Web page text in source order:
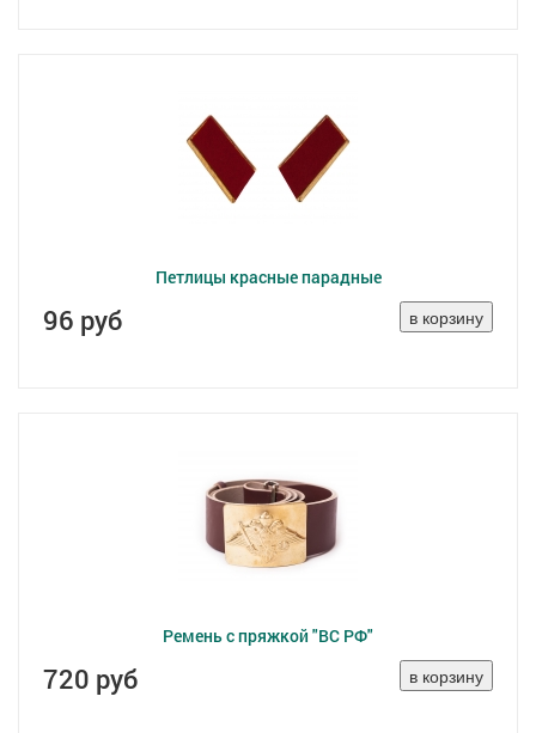
Петлицы красные парадные
96 руб
Ремень с пряжкой "ВС РФ"
720 руб